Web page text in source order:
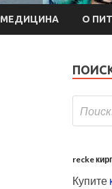
МЕДИЦИНА О
recke
Купите